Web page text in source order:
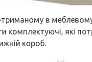
в
комплектуючі, які
короб.